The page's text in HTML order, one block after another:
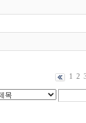
1 2